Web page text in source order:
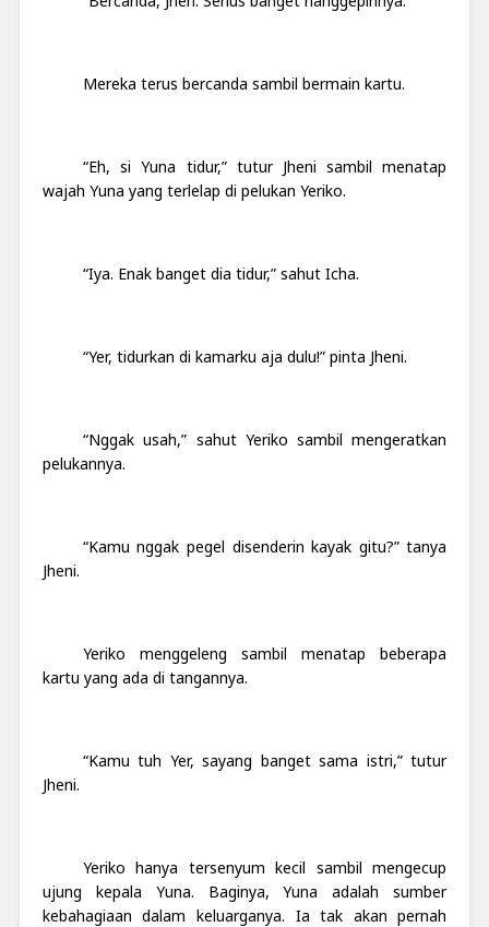
Mereka terus bercanda sambil bermain kartu.
“Eh, si Yuna tidur,” tutur Jheni sambil menatap
wajah Yuna yang terlelap di pelukan Yeriko.
“Iya. Enak banget dia tidur,” sahut Icha.
“Yer, tidurkan di kamarku aja dulu!” pinta Jheni.
“Nggak usah,” sahut Yeriko sambil mengeratkan
pelukannya.
“Kamu nggak pegel disenderin kayak gitu?” tanya
Jheni.
Yeriko menggeleng sambil menatap beberapa
kartu yang ada di tangannya.
“Kamu tuh Yer, sayang banget sama istri,” tutur
Jheni.
Yeriko hanya tersenyum kecil sambil mengecup
ujung kepala Yuna. Baginya, Yuna adalah sumber
kebahagiaan dalam keluarganya. Ia tak akan pernah